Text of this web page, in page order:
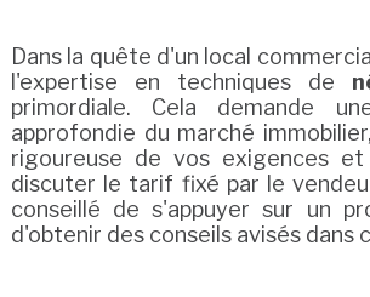
Dans la quête d'un local
l'expertise en techniques de
primordiale. Cela demande
approfondie du marché
rigoureuse de vos exigences
discuter le tarif fixé par le
conseillé de s'appuyer sur un
d'obtenir des conseils avisés dans